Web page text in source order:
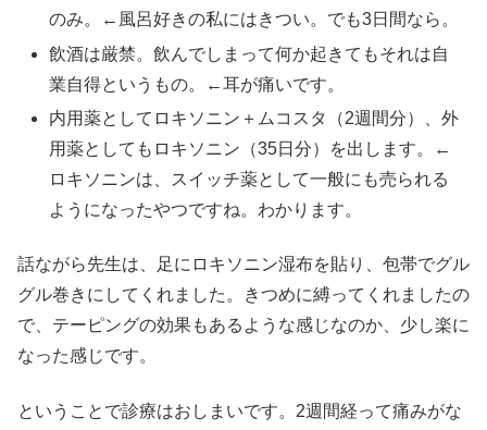
のみ。←風呂好きの私にはきつい。でも3日間なら。
飲酒は厳禁。飲んでしまって何か起きてもそれは自
業自得というもの。←耳が痛いです。
内用薬としてロキソニン＋ムコスタ（2週間分）、外
用薬としてもロキソニン（35日分）を出します。←
ロキソニンは、スイッチ薬として一般にも売られる
ようになったやつですね。わかります。
話ながら先生は、足にロキソニン湿布を貼り、包帯でグル
グル巻きにしてくれました。きつめに縛ってくれましたの
で、テーピングの効果もあるような感じなのか、少し楽に
なった感じです。
ということで診療はおしまいです。2週間経って痛みがな